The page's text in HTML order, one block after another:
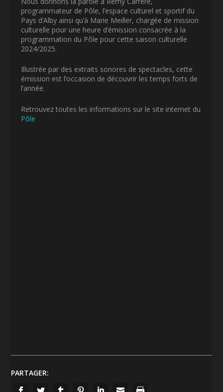
programmateur de Pôle, l’espace culturel et sportif du
Pays d’Alby ainsi qu’à Marie Meiller, chargée de mission
culturelle pour une heure d’émission consacrée à la
programmation du Pôle pour cette saison culturelle
2024/2025.
Illustrée par des extraits sonores de spectacles, cette
émission est l’occasion de découvrir les temps forts de
l’année.
Retrouvez toutes les informations sur le site internet du
Pôle
PARTAGER: